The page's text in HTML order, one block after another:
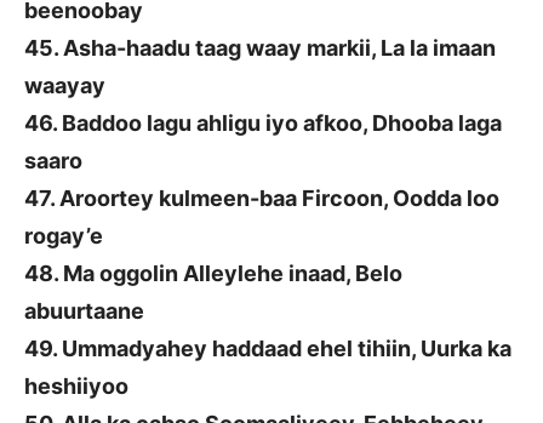
beenoobay
45. Asha-haadu taag waay markii, La la imaan
waayay
46. Baddoo lagu ahligu iyo afkoo, Dhooba laga
saaro
47. Aroortey kulmeen-baa Fircoon, Oodda loo
rogay’e
48. Ma oggolin Alleylehe inaad, Belo
abuurtaane
49. Ummadyahey haddaad ehel tihiin, Uurka ka
heshiiyoo